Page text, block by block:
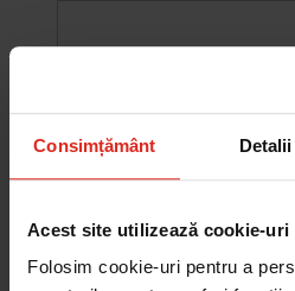
Consimțământ Detalii
Acest site utilizează cookie-uri
Folosim cookie-uri pentru a